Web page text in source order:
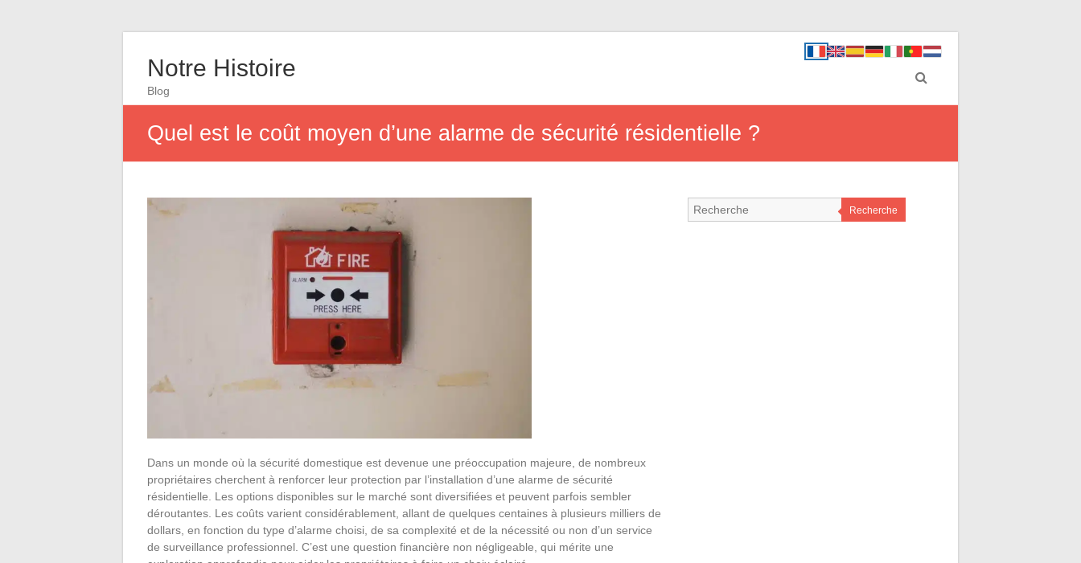
Notre Histoire
Blog
Quel est le coût moyen d’une alarme de sécurité résidentielle ?
Dans un monde où la sécurité domestique est devenue une préoccupation majeure, de nombreux
propriétaires cherchent à renforcer leur protection par l’installation d’une alarme de sécurité
résidentielle. Les options disponibles sur le marché sont diversifiées et peuvent parfois sembler
déroutantes. Les coûts varient considérablement, allant de quelques centaines à plusieurs milliers de
dollars, en fonction du type d’alarme choisi, de sa complexité et de la nécessité ou non d’un service
de surveillance professionnel. C’est une question financière non négligeable, qui mérite une
Recherche